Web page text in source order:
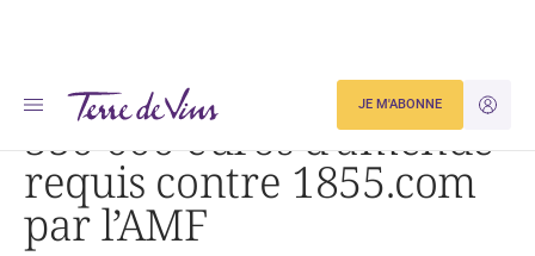
JE
JE M'ABONNE
Accueil 350 000 euros d’amende requis contre 1855.com par l’AMF
350 000 euros d’amende
requis contre 1855.com
par l’AMF